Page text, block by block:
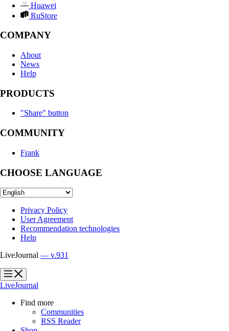
Huawei
RuStore
COMPANY
About
News
Help
PRODUCTS
"Share" button
COMMUNITY
Frank
CHOOSE LANGUAGE
Privacy Policy
User Agreement
Recommendation technologies
Help
LiveJournal — v.931
?
?
LiveJournal
Find more
Communities
RSS Reader